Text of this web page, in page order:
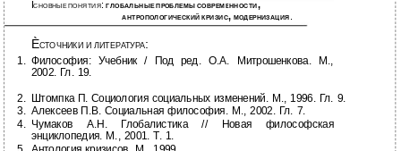
ÎСНОВНЫЕ ПОНЯТИЯ:ГЛОБАЛЬНЫЕ ПРОБЛЕМЫ СОВРЕМЕННОСТИ ,
АНТРОПОЛОГИЧЕСКИЙ КРИЗИС, МОДЕРНИЗАЦИЯ .
ÈСТОЧНИКИ И ЛИТЕРАТУРА:
1.
Философия: Учебник / Под ред. О.А. Митрошенкова. М.,
2002. Гл. 19.
2. Штомпка П. Социология социальных изменений. М., 1996. Гл. 9.
3. Алексеев П.В. Социальная философия. М., 2002. Гл. 7.
4.
Чумаков А.Н. Глобалистика // Новая философская
энциклопедия. М., 2001. Т. 1.